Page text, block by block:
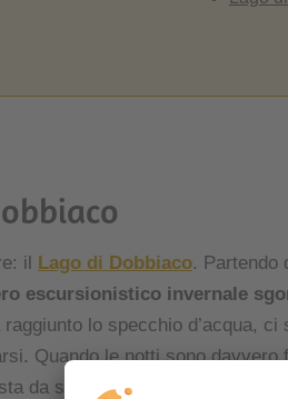
il Lago di Dobbiaco. Partendo
escursionistico invernale
raggiunto lo specchio d’acqua,
Quando le notti sono
da sci di fondo verso Cortina